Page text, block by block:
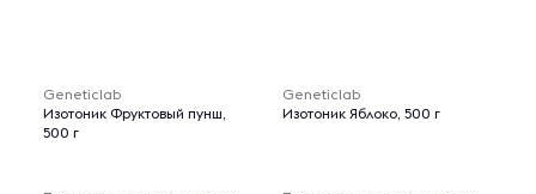
Geneticlab
Изотоник Фруктовый пунш,
500 г
Geneticlab
Изотоник Яблоко, 500 г